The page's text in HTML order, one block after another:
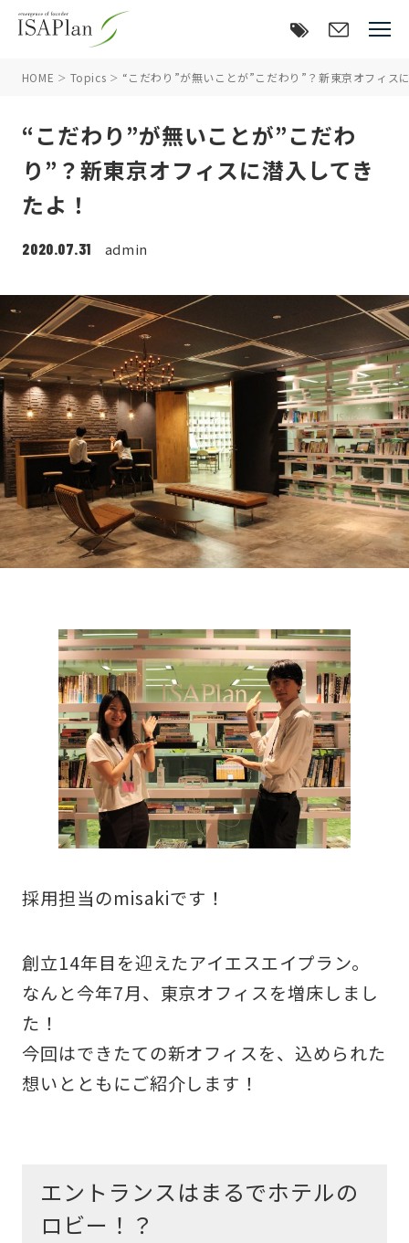
HOME Topics “こだわり”が無いことが”こだわり”？新東京オフィス
“こだわり”が無いことが”こだわ
り”？新東京オフィスに潜入してき
たよ！
2020.07.31 admin
採用担当のmisakiです！
創立14年目を迎えたアイエスエイプラン。
なんと今年7月、東京オフィスを増床しまし
た！
今回はできたての新オフィスを、込められた
想いとともにご紹介します！
エントランスはまるでホテルの
ロビー！？